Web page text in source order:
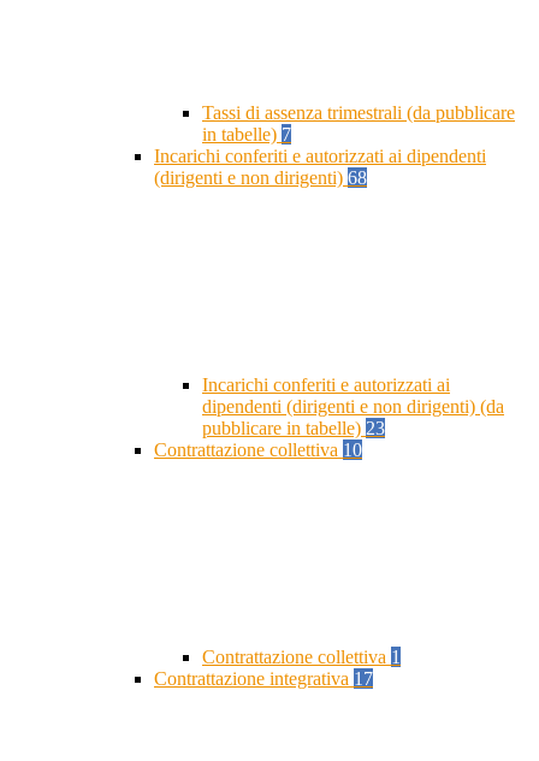
Tassi di assenza trimestrali (da pubblicare
in tabelle) 7
Incarichi conferiti e autorizzati ai dipendenti
(dirigenti e non dirigenti) 68
Incarichi conferiti e autorizzati ai
dipendenti (dirigenti e non dirigenti) (da
pubblicare in tabelle) 23
Contrattazione collettiva 10
Contrattazione collettiva 1
Contrattazione integrativa 17